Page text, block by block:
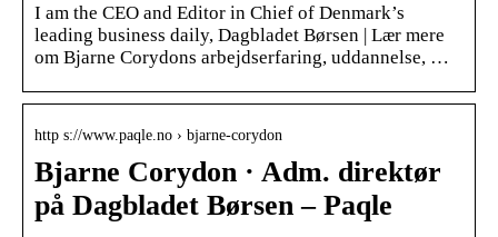
I am the CEO and Editor in Chief of Denmark’s
leading business daily, Dagbladet Børsen | Lær mere
om Bjarne Corydons arbejdserfaring, uddannelse, …
http s://www.paqle.no › bjarne-corydon
Bjarne Corydon · Adm. direktør
på Dagbladet Børsen – Paqle